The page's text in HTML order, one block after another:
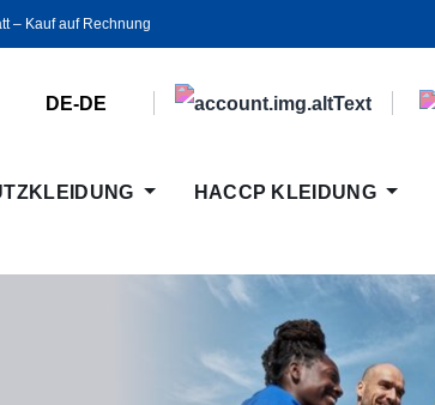
‒ Kauf auf Rechnung
DE-DE
HACCP KLEIDUNG